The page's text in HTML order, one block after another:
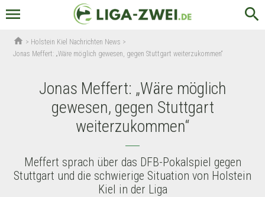
menu search
home > Holstein Kiel Nachrichten News >
Jonas Meffert: „Wäre möglich gewesen, gegen Stuttgart weiterzukommen“
Jonas Meffert: „Wäre möglich
gewesen, gegen Stuttgart
weiterzukommen“
Meffert sprach über das DFB-Pokalspiel gegen
Stuttgart und die schwierige Situation von Holstein
Kiel in der Liga